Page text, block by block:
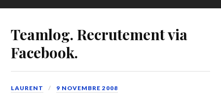
Teamlog. Recrutement via
Facebook.
LAURENT 9 NOVEMBRE 2008